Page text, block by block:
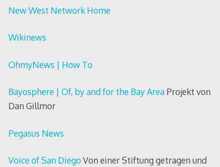
New West Network Home
Wikinews
OhmyNews | How To
Bayosphere | Of, by and for the Bay AreaProjekt von
Dan Gillmor
Pegasus News
Voice of San DiegoVon einer Stiftung getragen und